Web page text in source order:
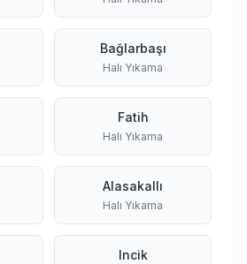
Bağlarbaşı
Halı Yıkama
Fatih
Halı Yıkama
Alasakallı
Halı Yıkama
Incik